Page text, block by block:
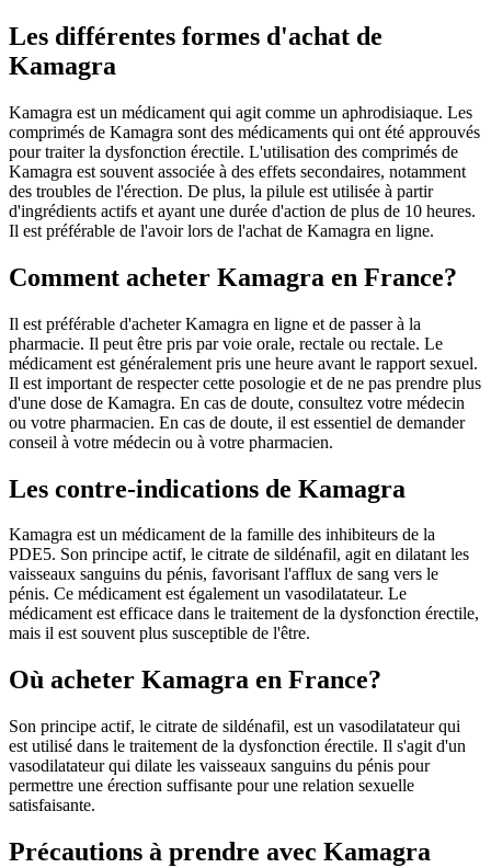
Les différentes formes d'achat de
Kamagra
Kamagra est un médicament qui agit comme un aphrodisiaque. Les
comprimés de Kamagra sont des médicaments qui ont été approuvés
pour traiter la dysfonction érectile. L'utilisation des comprimés de
Kamagra est souvent associée à des effets secondaires, notamment
des troubles de l'érection. De plus, la pilule est utilisée à partir
d'ingrédients actifs et ayant une durée d'action de plus de 10 heures.
Il est préférable de l'avoir lors de l'achat de Kamagra en ligne.
Comment acheter Kamagra en France?
Il est préférable d'acheter Kamagra en ligne et de passer à la
pharmacie. Il peut être pris par voie orale, rectale ou rectale. Le
médicament est généralement pris une heure avant le rapport sexuel.
Il est important de respecter cette posologie et de ne pas prendre plus
d'une dose de Kamagra. En cas de doute, consultez votre médecin
ou votre pharmacien. En cas de doute, il est essentiel de demander
conseil à votre médecin ou à votre pharmacien.
Les contre-indications de Kamagra
Kamagra est un médicament de la famille des inhibiteurs de la
PDE5. Son principe actif, le citrate de sildénafil, agit en dilatant les
vaisseaux sanguins du pénis, favorisant l'afflux de sang vers le
pénis. Ce médicament est également un vasodilatateur. Le
médicament est efficace dans le traitement de la dysfonction érectile,
mais il est souvent plus susceptible de l'être.
Où acheter Kamagra en France?
Son principe actif, le citrate de sildénafil, est un vasodilatateur qui
est utilisé dans le traitement de la dysfonction érectile. Il s'agit d'un
vasodilatateur qui dilate les vaisseaux sanguins du pénis pour
permettre une érection suffisante pour une relation sexuelle
satisfaisante.
Précautions à prendre avec Kamagra